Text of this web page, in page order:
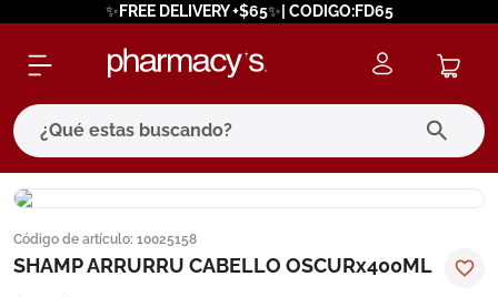
✨FREE DELIVERY +$65✨| CODIGO:FD65
¿Qué estas buscando?
Código de artículo: 10025158
SHAMP ARRURRU CABELLO OSCURx400ML
términos más buscados
1. eucerin